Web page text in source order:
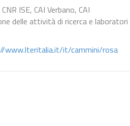
ISE, CAI Verbano, CAI
delle attività di ricerca e laboratori
www.lteritalia.it/it/cammini/rosa